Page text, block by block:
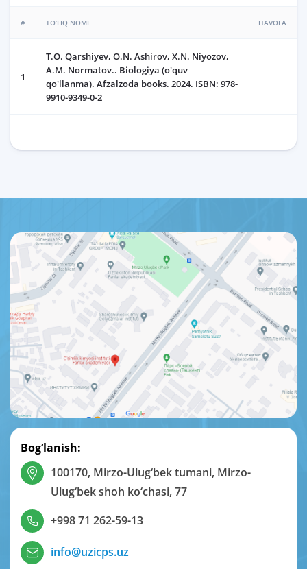
# TO‘LIQ NOMI HAVOLA
1
T.O. Qarshiyev, O.N. Ashirov, X.N. Niyozov,
A.M. Normatov.. Biologiya (o'quv
qo'llanma). Afzalzoda books. 2024. ISBN: 978-
9910-9349-0-2
Bog‘lanish:
100170, Mirzo-Ulug‘bek tumani, Mirzo-
Ulug‘bek shoh ko‘chasi, 77
+998 71 262-59-13
info@uzicps.uz